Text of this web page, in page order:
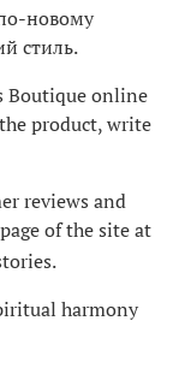
новому
стиль.
Boutique online
product, write
reviews and
of the site at
harmony